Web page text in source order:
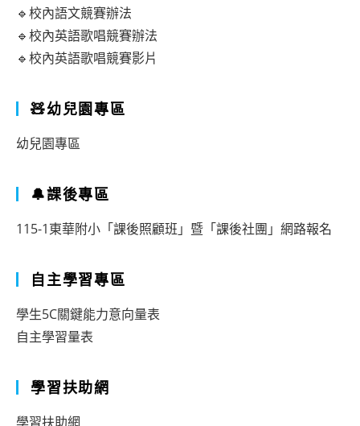
🔹校內語文競賽辦法
🔹校內英語歌唱競賽辦法
🔹校內英語歌唱競賽影片
🧸幼兒園專區
幼兒園專區
🔔課後專區
115-1東華附小「課後照顧班」暨「課後社團」網路報名
自主學習專區
學生5C關鍵能力意向量表
自主學習量表
學習扶助網
學習扶助網